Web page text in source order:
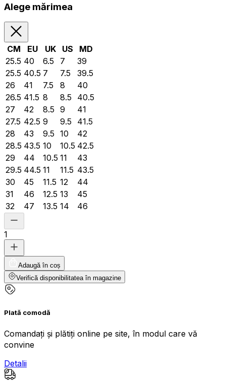
Alege mărimea
CM EU UK US
MD
25.5 40 6.5 7
39
25.5 40.5 7 7.5
39.5
26
41 7.5 8
40
26.5 41.5 8 8.5
40.5
27
42 8.5 9
41
27.5 42.5 9 9.5
41.5
28
43 9.5 10
42
28.5 43.5 10 10.5 42.5
29
44 10.5 11
43
29.5 44.5 11 11.5 43.5
30
45 11.5 12
44
31
46 12.5 13
45
32
47 13.5 14 46
1
Adaugă în coș
Verifică disponibilitatea în magazine
Plată comodă
Comandați și plătiți online pe site, în modul care vă
convine
Detalii